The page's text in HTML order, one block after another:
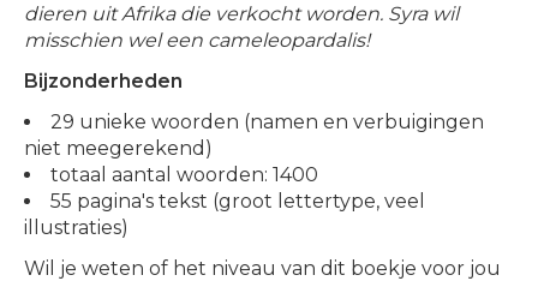
dieren uit Afrika die verkocht worden. Syra wil
misschien wel een cameleopardalis!
Bijzonderheden
29 unieke woorden (namen en verbuigingen
niet meegerekend)
totaal aantal woorden: 1400
55 pagina's tekst (groot lettertype, veel
illustraties)
Wil je weten of het niveau van dit boekje voor jou